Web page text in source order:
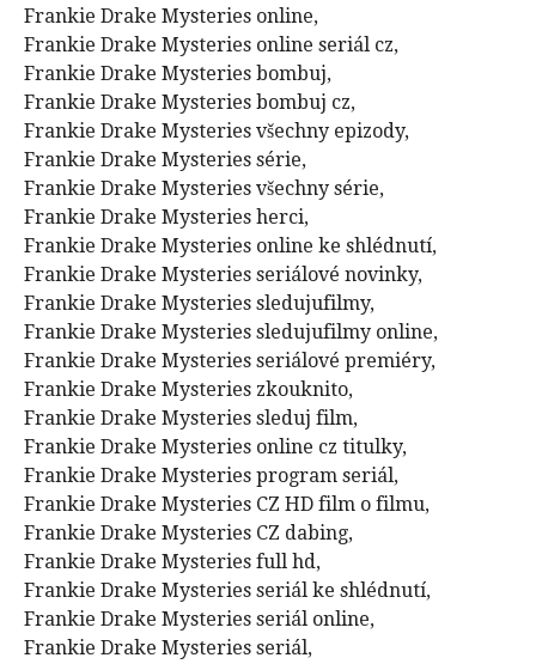
Frankie Drake Mysteries online,
Frankie Drake Mysteries online seriál cz,
Frankie Drake Mysteries bombuj,
Frankie Drake Mysteries bombuj cz,
Frankie Drake Mysteries všechny epizody,
Frankie Drake Mysteries série,
Frankie Drake Mysteries všechny série,
Frankie Drake Mysteries herci,
Frankie Drake Mysteries online ke shlédnutí,
Frankie Drake Mysteries seriálové novinky,
Frankie Drake Mysteries sledujufilmy,
Frankie Drake Mysteries sledujufilmy online,
Frankie Drake Mysteries seriálové premiéry,
Frankie Drake Mysteries zkouknito,
Frankie Drake Mysteries sleduj film,
Frankie Drake Mysteries online cz titulky,
Frankie Drake Mysteries program seriál,
Frankie Drake Mysteries CZ HD film o filmu,
Frankie Drake Mysteries CZ dabing,
Frankie Drake Mysteries full hd,
Frankie Drake Mysteries seriál ke shlédnutí,
Frankie Drake Mysteries seriál online,
Frankie Drake Mysteries seriál,